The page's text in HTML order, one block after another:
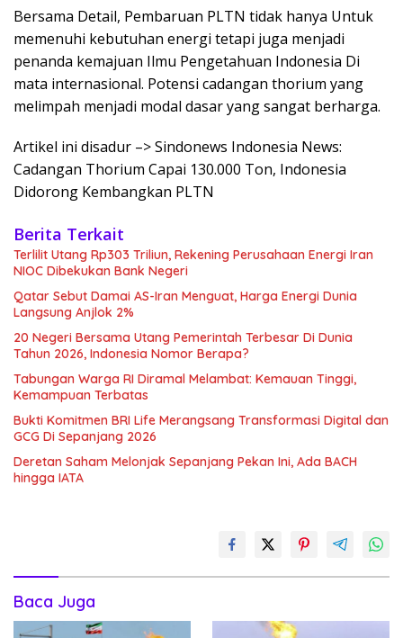
Bersama Detail, Pembaruan PLTN tidak hanya Untuk
memenuhi kebutuhan energi tetapi juga menjadi
penanda kemajuan Ilmu Pengetahuan Indonesia Di
mata internasional. Potensi cadangan thorium yang
melimpah menjadi modal dasar yang sangat berharga.
Artikel ini disadur –> Sindonews Indonesia News:
Cadangan Thorium Capai 130.000 Ton, Indonesia
Didorong Kembangkan PLTN
Berita Terkait
Terlilit Utang Rp303 Triliun, Rekening Perusahaan Energi Iran
NIOC Dibekukan Bank Negeri
Qatar Sebut Damai AS-Iran Menguat, Harga Energi Dunia
Langsung Anjlok 2%
20 Negeri Bersama Utang Pemerintah Terbesar Di Dunia
Tahun 2026, Indonesia Nomor Berapa?
Tabungan Warga RI Diramal Melambat: Kemauan Tinggi,
Kemampuan Terbatas
Bukti Komitmen BRI Life Merangsang Transformasi Digital dan
GCG Di Sepanjang 2026
Deretan Saham Melonjak Sepanjang Pekan Ini, Ada BACH
hingga IATA
Baca Juga